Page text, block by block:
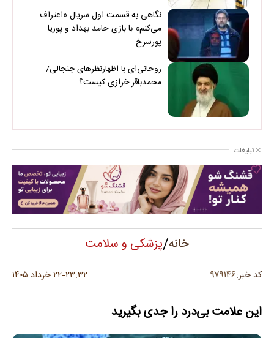
نگاهی به قسمت اول سریال «اعتراف
می‌کنم» با بازی حامد بهداد و پوریا
پورسرخ
روحانی‌ای با اظهارنظرهای جنجالی/
محمدباقر خرازی کیست؟
تبلیغات
خانه/پزشکی و سلامت
کد خبر:۹۷۹۱۴۶ ۲۳:۳۲-۲۲ خرداد ۱۴۰۵
این علامت بی‌درد را جدی بگیرید